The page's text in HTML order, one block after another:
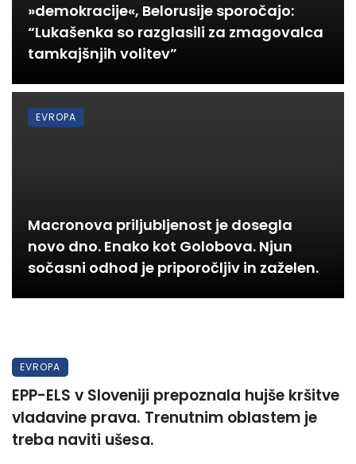
»demokracije«, Belorusije sporočajo:
“Lukašenka so razglasili za zmagovalca
tamkajšnjih volitev”
Macronova priljubljenost je dosegla
novo dno. Enako kot Golobova. Njun
sočasni odhod je priporočljiv in zaželen.
EVROPA
EVROPA
EPP-ELS v Sloveniji prepoznala hujše kršitve
vladavine prava. Trenutnim oblastem je
treba naviti ušesa.